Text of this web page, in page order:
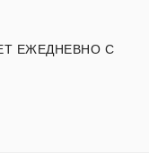
ЕЖЕДНЕВНО С